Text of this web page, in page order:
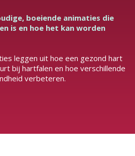
boeiende animaties die
is en hoe het kan worden
leggen uit hoe een gezond hart
bij hartfalen en hoe verschillende
verbeteren.